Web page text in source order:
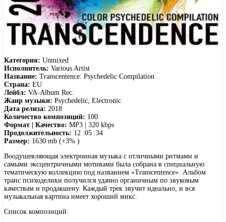
Категория: Unmixed
Исполнитель: Various Artist
Название: Transcentence: Psychedelic Compilation
Страна: EU
Лейбл: VA-Album Rec.
Жанр музыки: Psychedelic, Electronic
Дата релиза: 2018
Количество композиций: 100
Формат | Качество: MP3 | 320 kbps
Продолжительность: 12 :05 :34
Размер: 1630 mb (+3% )
Воодушевляющая электронная музыка с отличными ритмами и
самыми эксцентричными мотивами была собрана в специальную
тематическую коллекцию под названием «Transcentence». Альбом
транс психоделики получился удачно органичным по звуковым
качествам и продакшену. Каждый трек звучит идеально, и вся
музыкальная картина имеет хороший микс.
Список композиций: